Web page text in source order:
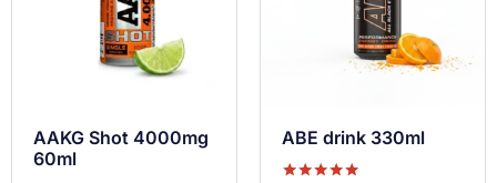
AAKG Shot 4000mg
60ml
ABE drink 330ml